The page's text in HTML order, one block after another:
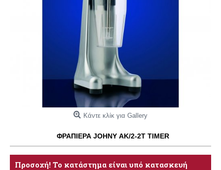
Κάντε κλίκ για Gallery
ΦΡΑΠΙΕΡΑ JOHNY ΑΚ/2-2Τ TIMER
Προσοχή! Το κατάστημα είναι υπό κατασκευή